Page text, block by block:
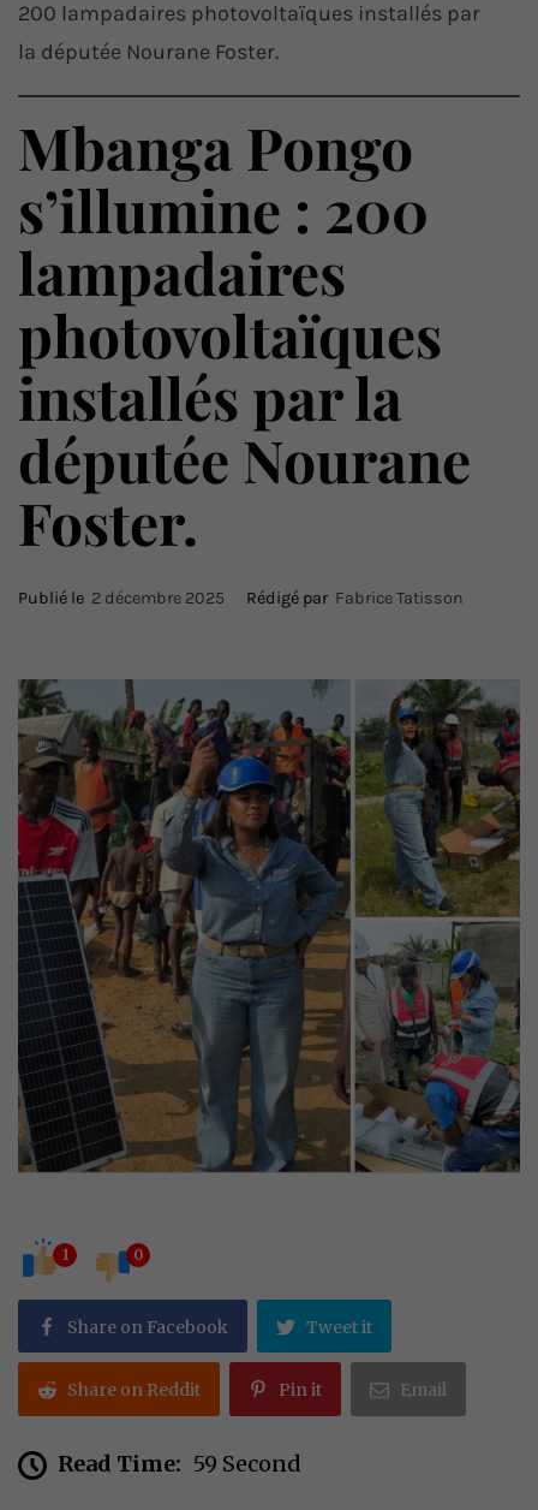
200 lampadaires photovoltaïques installés par
la députée Nourane Foster.
Mbanga Pongo
s’illumine : 200
lampadaires
photovoltaïques
installés par la
députée Nourane
Foster.
Publié le 2 décembre 2025 Rédigé par Fabrice Tatisson
1 0
Share on Facebook Tweet it
Share on Reddit Pin it Email
Read Time: 59 Second